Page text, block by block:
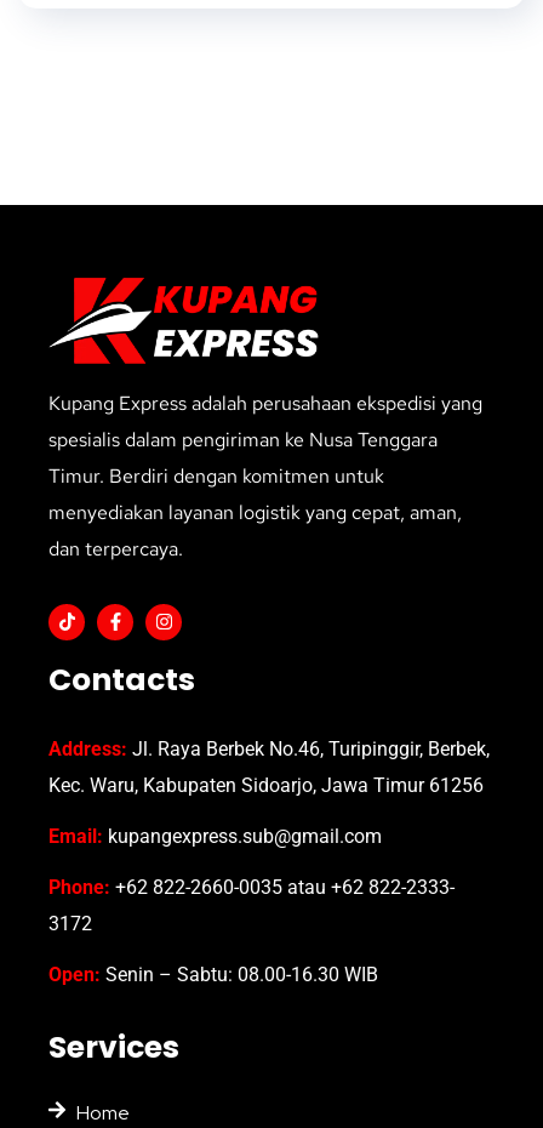
Kupang Express adalah perusahaan ekspedisi yang
spesialis dalam pengiriman ke Nusa Tenggara
Timur. Berdiri dengan komitmen untuk
menyediakan layanan logistik yang cepat, aman,
dan terpercaya.
Contacts
Address: Jl. Raya Berbek No.46, Turipinggir, Berbek,
Kec. Waru, Kabupaten Sidoarjo, Jawa Timur 61256
Email: kupangexpress.sub@gmail.com
Phone: +62 822-2660-0035 atau +62 822-2333-
3172
Open: Senin – Sabtu: 08.00-16.30 WIB
Services
Home